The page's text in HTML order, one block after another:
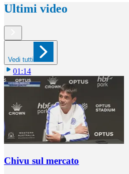
Ultimi video
Vedi tutti
01:14
Chivu sul mercato